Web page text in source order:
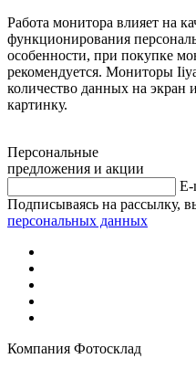
Работа монитора влияет на
функционирования
особенности, при покупке
рекомендуется. Мониторы
количество данных на экран
картинку.
Персональные
предложения и акции
E-
Подписываясь на рассылку,
персональных данных
Компания Фотосклад